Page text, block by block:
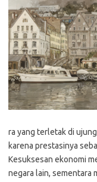
ra yang terletak di
karena prestasinya
Kesuksesan ekonomi
negara lain, sementara